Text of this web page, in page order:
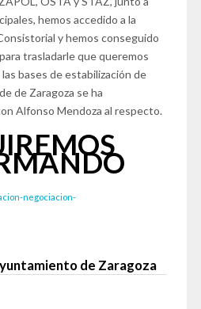
hemos accedido a la
y hemos conseguido
trasladarle que queremos
bases de estabilización de
de Zaragoza se ha
Alfonso Mendoza al respecto.
negociacion-
de Zaragoza